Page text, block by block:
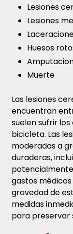
Lesiones
Lesiones
Huesos
Muerte
Las lesiones
encuentran
suelen sufrir
bicicleta. Las
moderadas a
duraderas,
gastos
gravedad de
medidas
para preservar